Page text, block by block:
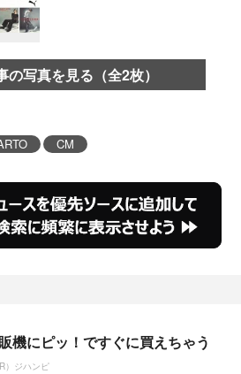
の写真を見る（全2枚）
CM
機にピッ！ですぐに買えちゃう
）ジハンピ